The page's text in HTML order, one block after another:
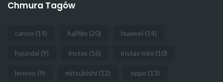
Chmura Tagów
canon (14) fujifilm (20) huawei (14)
hyundai (9) instax (16) instax mini (10)
lenovo (9) mitsubishi (12) oppo (13)